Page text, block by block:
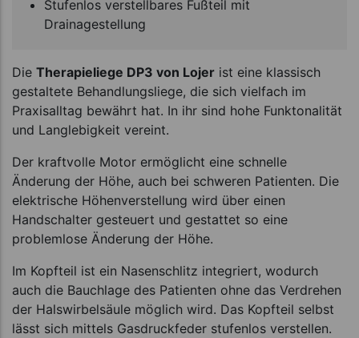
Stufenlos verstellbares Fußteil mit
Drainagestellung
Die Therapieliege DP3 von Lojer ist eine klassisch
gestaltete Behandlungsliege, die sich vielfach im
Praxisalltag bewährt hat. In ihr sind hohe Funktonalität
und Langlebigkeit vereint.
Der kraftvolle Motor ermöglicht eine schnelle
Änderung der Höhe, auch bei schweren Patienten. Die
elektrische Höhenverstellung wird über einen
Handschalter gesteuert und gestattet so eine
problemlose Änderung der Höhe.
Im Kopfteil ist ein Nasenschlitz integriert, wodurch
auch die Bauchlage des Patienten ohne das Verdrehen
der Halswirbelsäule möglich wird. Das Kopfteil selbst
lässt sich mittels Gasdruckfeder stufenlos verstellen.